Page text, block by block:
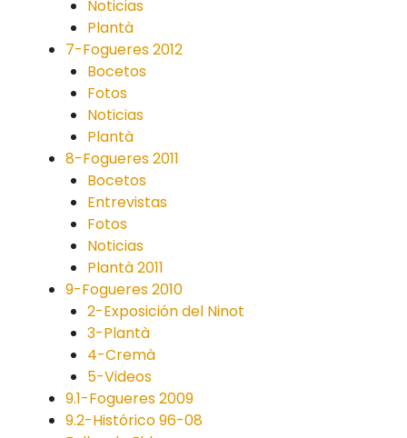
Noticias
Plantà
7-Fogueres 2012
Bocetos
Fotos
Noticias
Plantà
8-Fogueres 2011
Bocetos
Entrevistas
Fotos
Noticias
Plantà 2011
9-Fogueres 2010
2-Exposición del Ninot
3-Plantà
4-Cremà
5-Videos
9.1-Fogueres 2009
9.2-Histórico 96-08